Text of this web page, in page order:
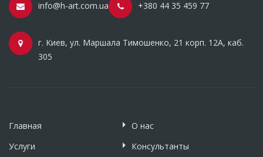
info@h-art.com.ua +380 44 35 459 77
г. Киев, ул. Маршала Тимошенко, 21 корп. 12А, каб.
305
Главная
О нас
Услуги
Консультанты